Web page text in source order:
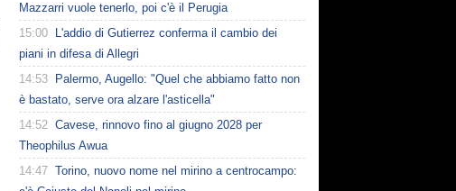
Mazzarri vuole tenerlo, poi c'è il Perugia
15:00
L'addio di Gutierrez conferma il cambio dei
piani in difesa di Allegri
14:53
Palermo, Augello: "Quel che abbiamo fatto non
è bastato, serve ora alzare l'asticella"
14:52 Cavese, rinnovo fino al giugno 2028 per
Theophilus Awua
14:47 Torino, nuovo nome nel mirino a centrocampo: